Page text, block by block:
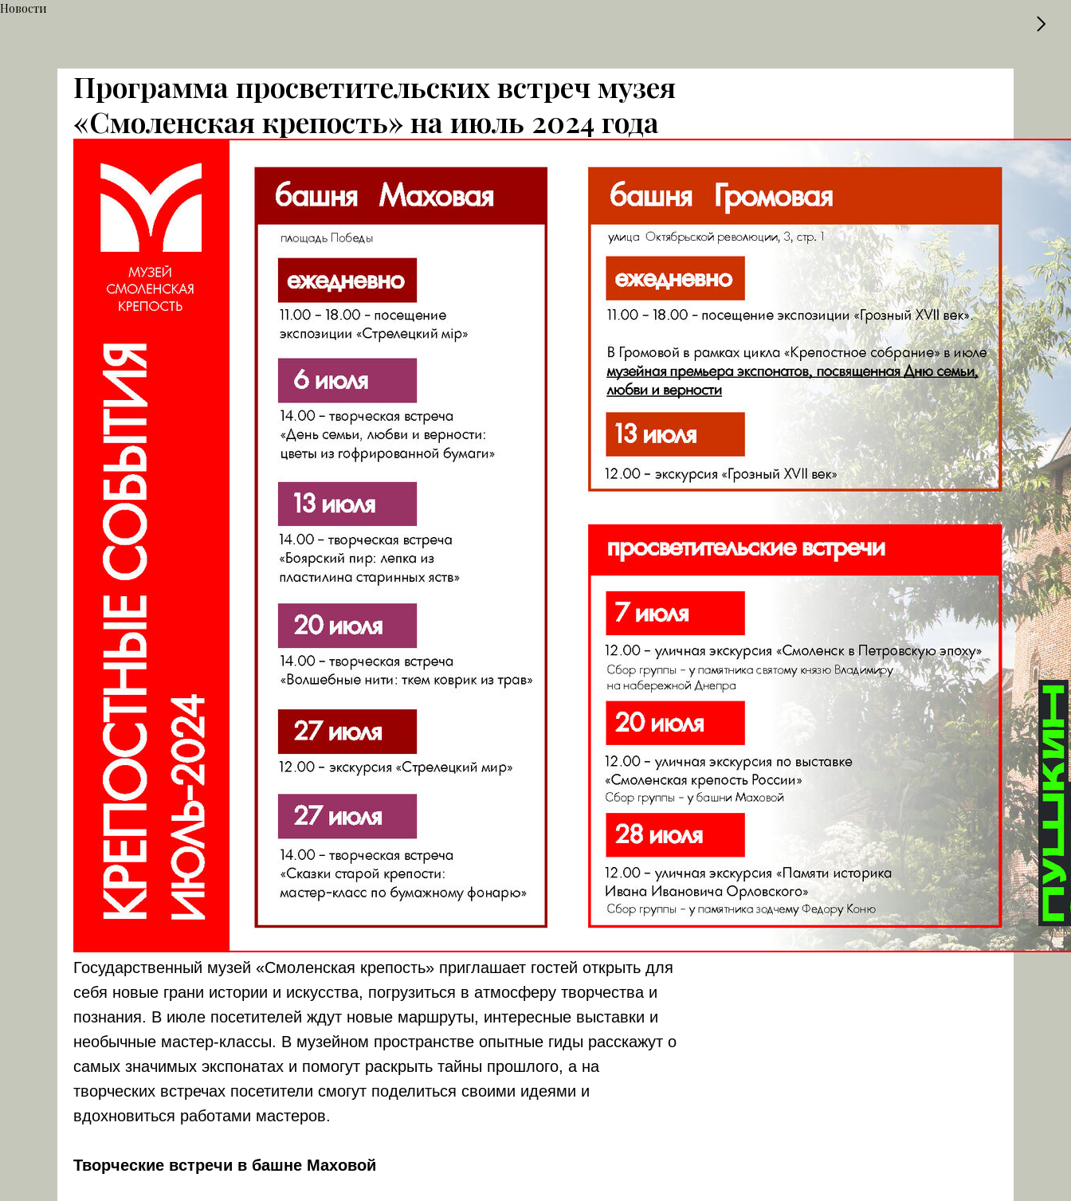
Новости
Программа просветительских встреч музея
«Смоленская крепость» на июль 2024 года
Государственный музей «Смоленская крепость» приглашает гостей открыть для
себя новые грани истории и искусства, погрузиться в атмосферу творчества и
познания. В июле посетителей ждут новые маршруты, интересные выставки и
необычные мастер-классы. В музейном пространстве опытные гиды расскажут о
самых значимых экспонатах и помогут раскрыть тайны прошлого, а на
творческих встречах посетители смогут поделиться своими идеями и
вдохновиться работами мастеров.
Творческие встречи в башне Маховой